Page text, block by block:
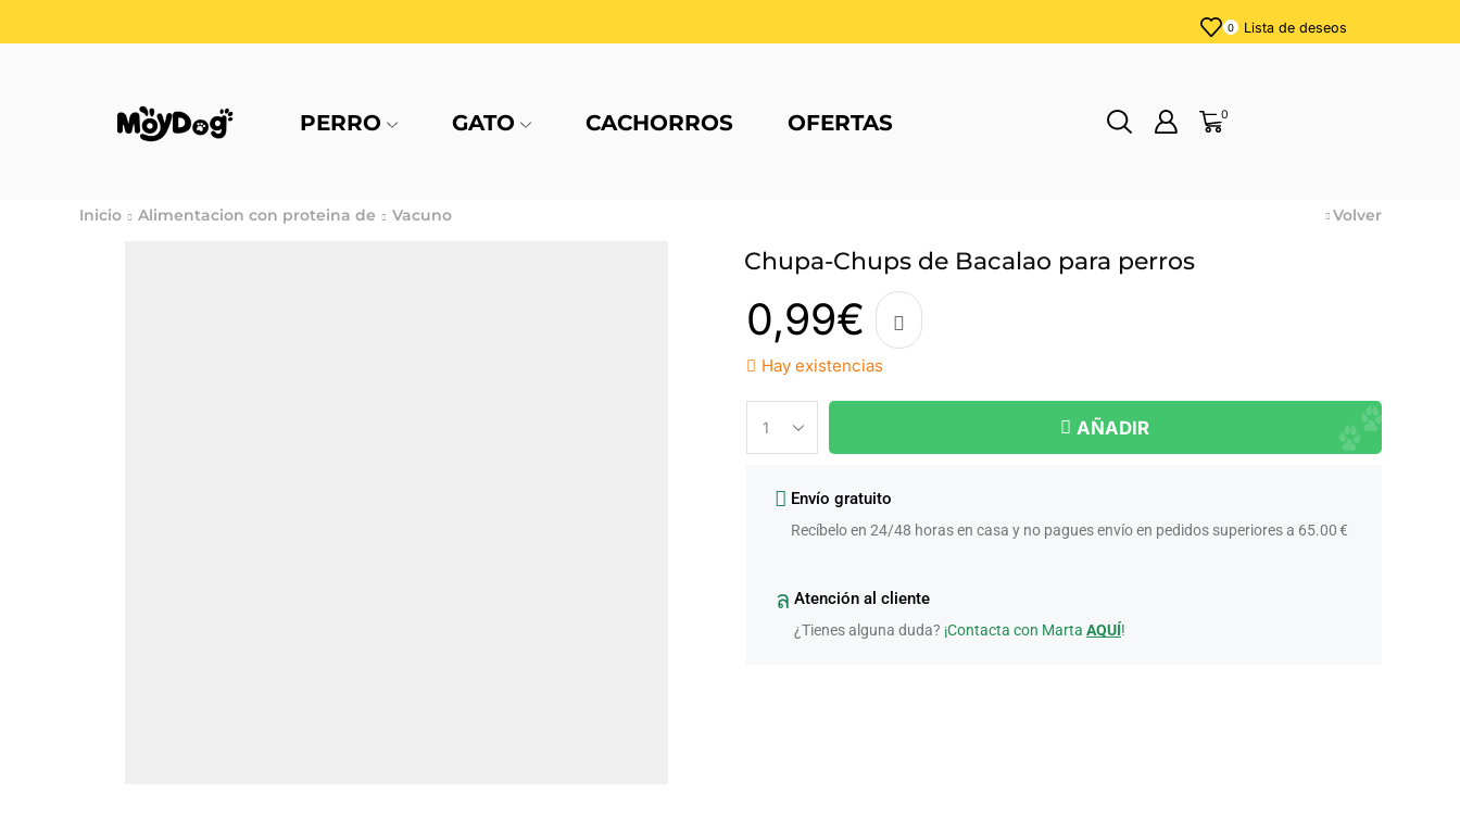
0 Lista de deseos
PERRO GATO CACHORROS OFERTAS 0
Inicio Alimentacion con proteina de Vacuno Volver
Chupa-Chups de Bacalao para perros
0,99€
Hay existencias
AÑADIR
Envío gratuito
Recíbelo en 24/48 horas en casa y no pagues envío en pedidos superiores a 65.00 €
Atención al cliente
¿Tienes alguna duda? ¡Contacta con Marta AQUÍ!